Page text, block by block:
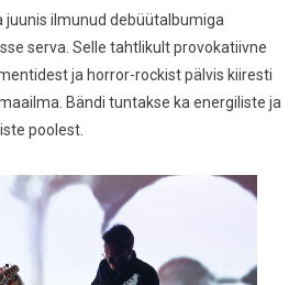
juunis ilmunud debüütalbumiga
serva. Selle tahtlikult provokatiivne
ja horror-rockist pälvis kiiresti
Bändi tuntakse ka energiliste ja
poolest.